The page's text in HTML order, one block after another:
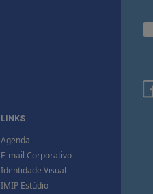
LINKS
Agenda
E-mail Corporativo
Identidade Visual
IMIP Estúdio